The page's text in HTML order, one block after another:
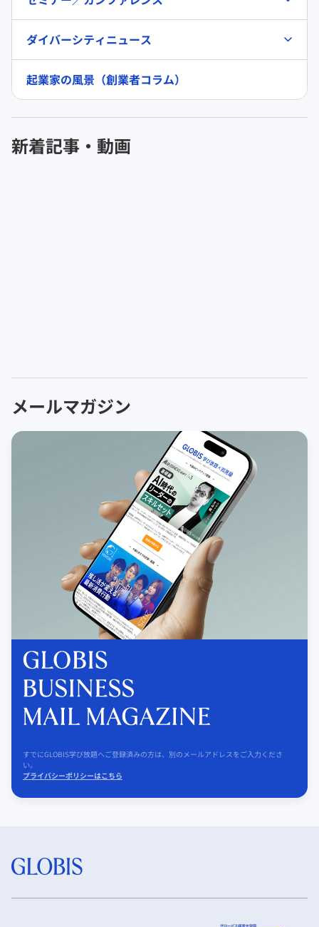
ダイバーシティニュース
起業家の風景（創業者コラム）
新着記事・動画
メールマガジン
すでにGLOBIS学び放題へご登録済みの方は、別のメールアドレスをご入力くださ
い。
プライバシーポリシーはこちら